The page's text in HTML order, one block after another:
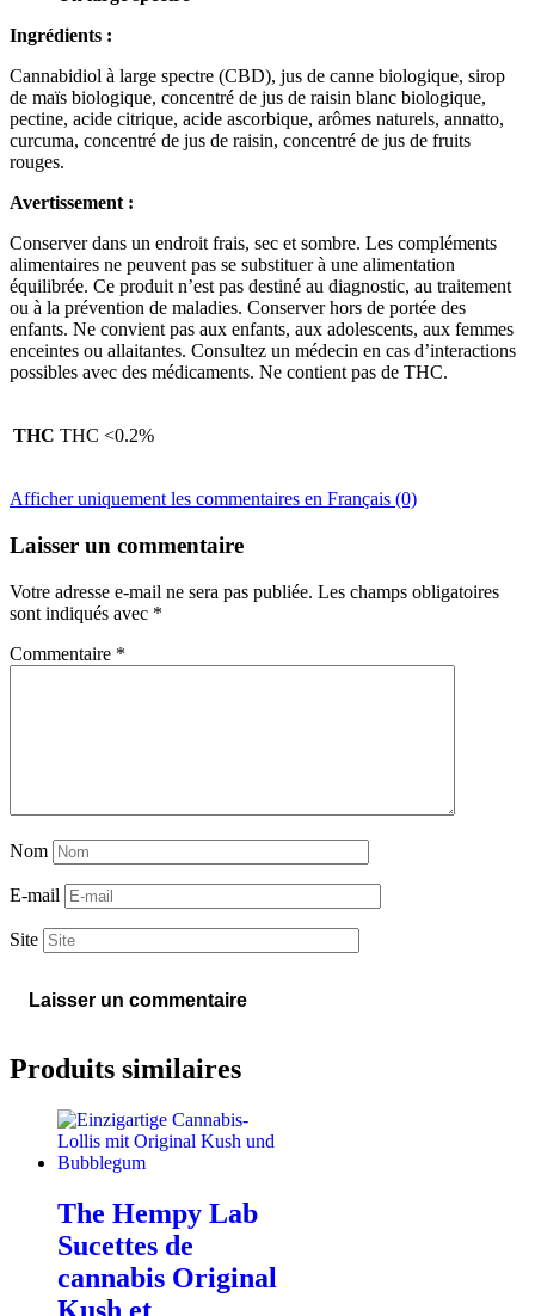
Ingrédients :
Cannabidiol à large spectre (CBD), jus de canne biologique, sirop
de maïs biologique, concentré de jus de raisin blanc biologique,
pectine, acide citrique, acide ascorbique, arômes naturels, annatto,
curcuma, concentré de jus de raisin, concentré de jus de fruits
rouges.
Avertissement :
Conserver dans un endroit frais, sec et sombre. Les compléments
alimentaires ne peuvent pas se substituer à une alimentation
équilibrée. Ce produit n’est pas destiné au diagnostic, au traitement
ou à la prévention de maladies. Conserver hors de portée des
enfants. Ne convient pas aux enfants, aux adolescents, aux femmes
enceintes ou allaitantes. Consultez un médecin en cas d’interactions
possibles avec des médicaments. Ne contient pas de THC.
THC THC <0.2%
Afficher uniquement les commentaires en Français (0)
Laisser un commentaire
Votre adresse e-mail ne sera pas publiée. Les champs obligatoires
sont indiqués avec *
Commentaire *
Nom
E-mail
Site
Produits similaires
The Hempy Lab
Sucettes de
cannabis Original
Kush et